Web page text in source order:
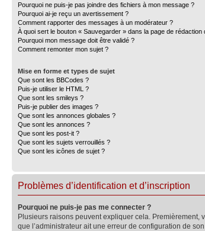
Pourquoi ne puis-je pas joindre des fichiers à mon message ?
Pourquoi ai-je reçu un avertissement ?
Comment rapporter des messages à un modérateur ?
À quoi sert le bouton « Sauvegarder » dans la page de rédaction
Pourquoi mon message doit être validé ?
Comment remonter mon sujet ?
Mise en forme et types de sujet
Que sont les BBCodes ?
Puis-je utiliser le HTML ?
Que sont les smileys ?
Puis-je publier des images ?
Que sont les annonces globales ?
Que sont les annonces ?
Que sont les post-it ?
Que sont les sujets verrouillés ?
Que sont les icônes de sujet ?
Problèmes d’identification et d’inscription
Pourquoi ne puis-je pas me connecter ?
Plusieurs raisons peuvent expliquer cela. Premièrement,
que l’administrateur ait une erreur de configuration de